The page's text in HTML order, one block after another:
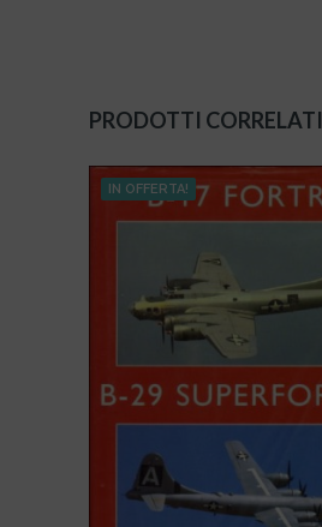
PRODOTTI CORRELATI
IN OFFERTA!